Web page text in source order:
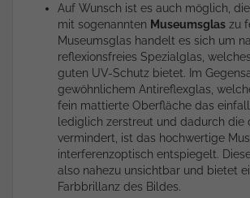
Auf Wunsch ist es auch möglich,
mit sogenannten Museumsglas zu
Museumsglas handelt es sich um
reflexionsfreies Spezialglas,
guten UV-Schutz bietet. Im
gewöhnlichem Antireflexglas,
fein mattierte Oberfläche das
lediglich zerstreut und dadurch die
vermindert, ist das hochwertige
interferenzoptisch entspiegelt.
also nahezu unsichtbar und bietet
Farbbrillanz des Bildes.